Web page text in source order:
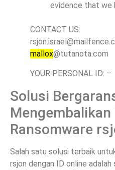
evidence that we
CONTACT US:
mallox@tutanota.com
YOUR PERSONAL ID: –
Solusi
Ransomware
Salah satu solusi terbaik
rsjon dengan ID online